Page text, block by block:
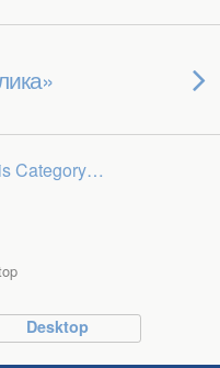
Category…
Desktop